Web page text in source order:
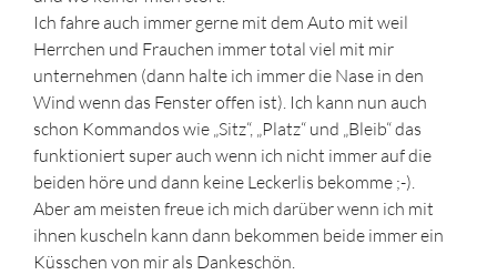
Ich fahre auch immer gerne mit dem Auto mit weil
Herrchen und Frauchen immer total viel mit mir
unternehmen (dann halte ich immer die Nase in den
Wind wenn das Fenster offen ist). Ich kann nun auch
schon Kommandos wie „Sitz“, „Platz“ und „Bleib“ das
funktioniert super auch wenn ich nicht immer auf die
beiden höre und dann keine Leckerlis bekomme ;-).
Aber am meisten freue ich mich darüber wenn ich mit
ihnen kuscheln kann dann bekommen beide immer ein
Küsschen von mir als Dankeschön.